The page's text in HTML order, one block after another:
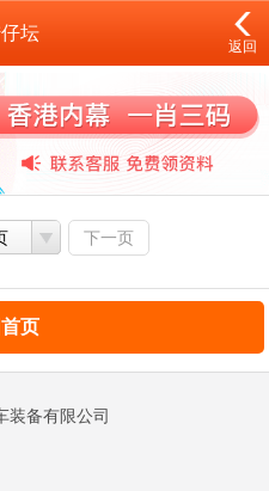
坛
返回
下一页
页
装备有限公司